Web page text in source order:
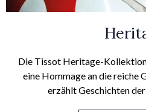
Die Tissot Heritage-
eine Hommage an die reiche
erzählt Geschichten